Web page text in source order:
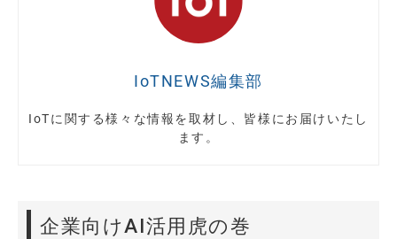
IoTNEWS編集部
IoTに関する様々な情報を取材し、皆様にお届けいたし
ます。
企業向けAI活用虎の巻